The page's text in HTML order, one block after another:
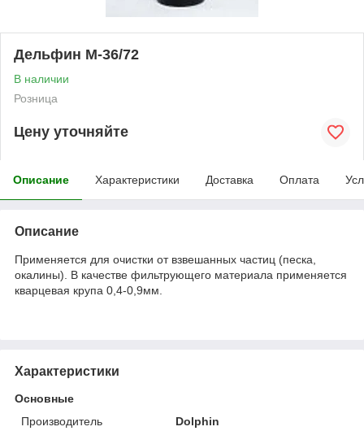
Дельфин M-36/72
В наличии
Розница
Цену уточняйте
Описание Характеристики Доставка Оплата
Описание
Применяется для очистки от взвешанных частиц (песка,
окалины). В качестве фильтрующего материала применяется
кварцевая крупа 0,4-0,9мм.
Характеристики
Основные
Производитель
Dolphin